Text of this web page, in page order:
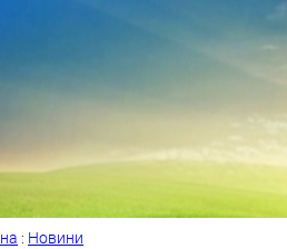
: Новини